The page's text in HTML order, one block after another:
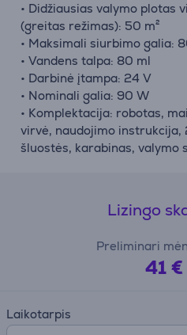
• Didžiausias valymo plotas
(greitas režimas): 50 m²
• Maksimali siurbimo galia:
• Vandens talpa: 80 ml
• Darbinė įtampa: 24 V
• Nominali galia: 90 W
• Komplektacija: robotas,
virvė, naudojimo instrukcija,
šluostės, karabinas, valymo
Lizingo
Preliminari
41 €
Laikotarpis